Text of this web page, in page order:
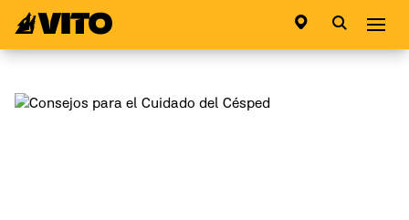
Ir a la pagina principal